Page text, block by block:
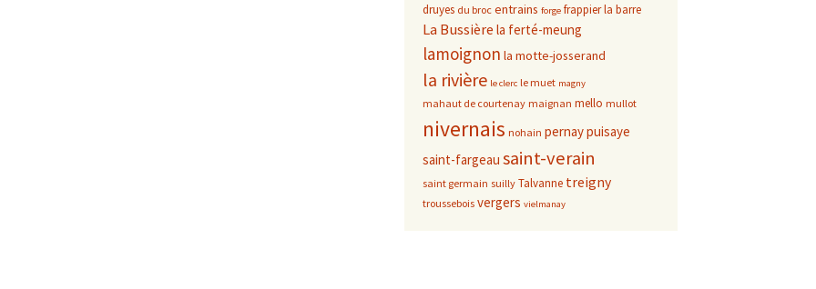
druyes du broc entrains forge frappierla barre
La Bussière la ferté-meung
lamoignon la motte-josserand
la rivière le clerc le muet magny
mahaut de courtenay maignan mello mullot
nivernais nohain pernaypuisaye
saint-fargeau saint-verain
saint germain suilly Talvanne treigny
troussebois vergers vielmanay